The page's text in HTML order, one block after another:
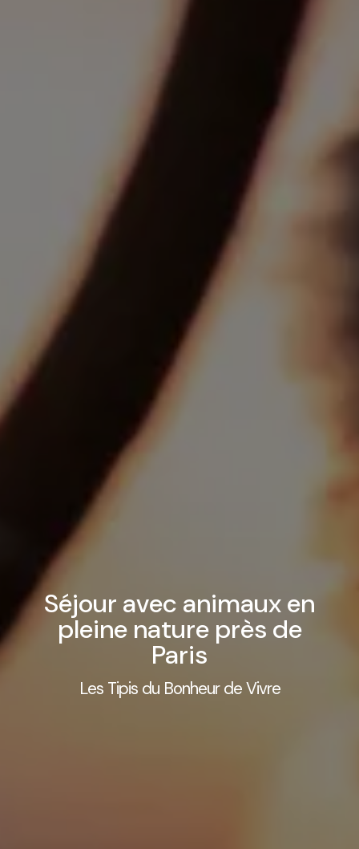
Séjour avec animaux en
pleine nature près de
Paris
Les Tipis du Bonheur de Vivre